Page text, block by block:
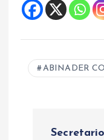
ABINADER
Secretario